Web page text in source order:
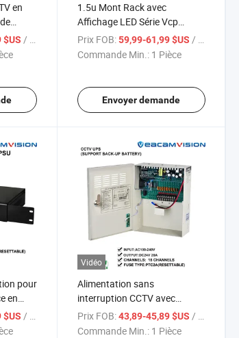
en
$US / Pièce
1.5u Mont Rack avec
Affichage LED Série Vcp
Alimentation Rack - 5 à 18
Canaux avec Fusible
Prix FOB: 59,99-61,99 $US / Pièce
Commande Min.: 1 Pièce
Envoyer demande
pour
en
de
$US / Pièce
Vidéo
Alimentation sans
interruption CCTV avec
batterie de secours pour
caméra de sécurité à domicile
Prix FOB: 43,89-45,89 $US / Pièce
Commande Min.: 1 Pièce